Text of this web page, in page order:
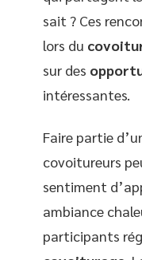
sait ? Ces
lors du
sur des
intéressantes.
Faire partie
covoitureurs
sentiment
ambiance
participants